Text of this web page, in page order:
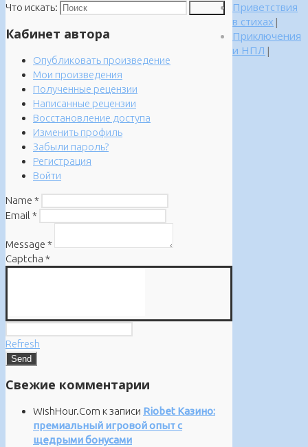
Что искать:
Кабинет автора
Опубликовать произведение
Мои произведения
Полученные рецензии
Написанные рецензии
Восстановление доступа
Изменить профиль
Забыли пароль?
Регистрация
Войти
Name *
Email *
Message *
Captcha *
Refresh
Свежие комментарии
WishHour.Com к записи Riobet Казино:
премиальный игровой опыт с
щедрыми бонусами
Приветствия
в стихах |
Приключения
и НПЛ |